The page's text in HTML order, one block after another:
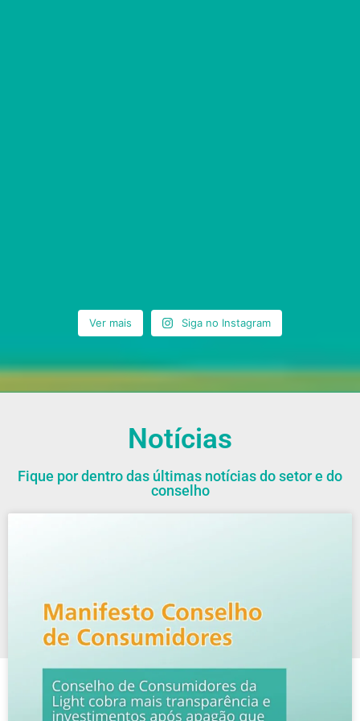
Ver mais Siga no Instagram
Notícias
Fique por dentro das últimas notícias do setor e do
conselho